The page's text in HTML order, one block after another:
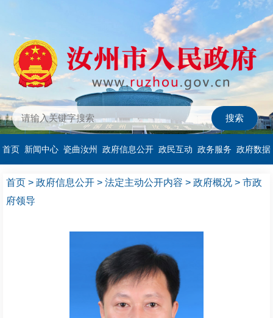
首页 新闻中心 瓷曲汝州 政府信息公开 政民互动 政务服务 政府数据
首页 > 政府信息公开 > 法定主动公开内容 > 政府概况 > 市政
府领导